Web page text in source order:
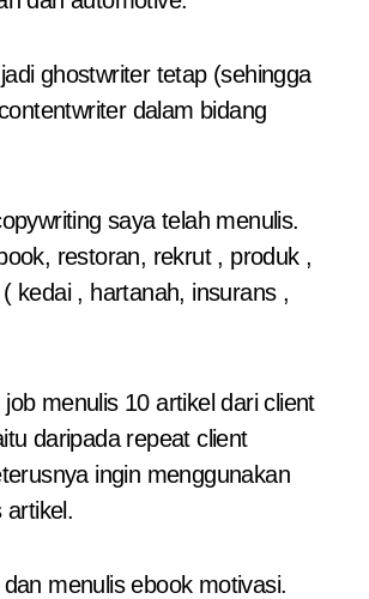
ghostwriter tetap (sehingga
dalam bidang
saya telah menulis.
restoran, rekrut , produk ,
kedai , hartanah, insurans ,
menulis 10 artikel dari client
daripada repeat client
ingin menggunakan
artikel.
menulis ebook motivasi.